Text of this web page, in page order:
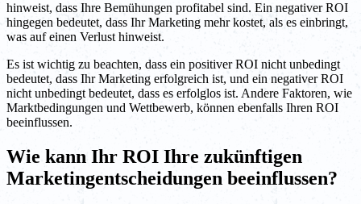
hinweist, dass Ihre Bemühungen profitabel sind. Ein negativer ROI
hingegen bedeutet, dass Ihr Marketing mehr kostet, als es einbringt,
was auf einen Verlust hinweist.
Es ist wichtig zu beachten, dass ein positiver ROI nicht unbedingt
bedeutet, dass Ihr Marketing erfolgreich ist, und ein negativer ROI
nicht unbedingt bedeutet, dass es erfolglos ist. Andere Faktoren, wie
Marktbedingungen und Wettbewerb, können ebenfalls Ihren ROI
beeinflussen.
Wie kann Ihr ROI Ihre zukünftigen
Marketingentscheidungen beeinflussen?